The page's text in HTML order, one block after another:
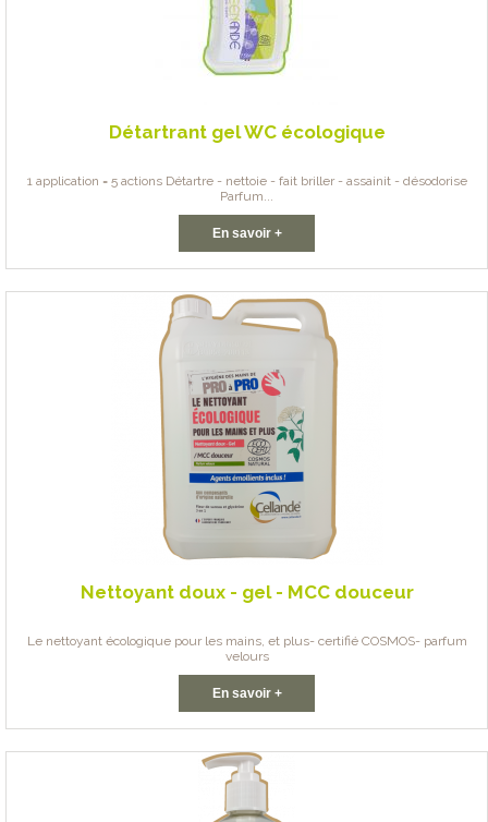
Détartrant gel WC écologique
1 application = 5 actions Détartre - nettoie - fait briller - assainit - désodorise
Parfum...
En savoir +
Nettoyant doux - gel - MCC douceur
Le nettoyant écologique pour les mains, et plus- certifié COSMOS- parfum
velours
En savoir +